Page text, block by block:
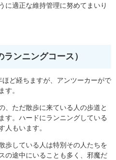
に適正な維持管理に努めてまいり
ンニングコース）
ど経ちますが、アンツーカーがで
す。
ただ散歩に来ている人の歩道と
す。ハードにランニングしている
人もいます。
歩している人は特別その人たちを
の途中にいることも多く、邪魔だ